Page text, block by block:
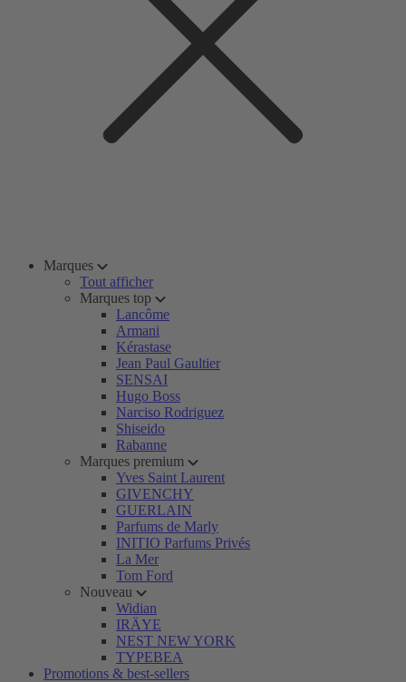
Marques
Tout afficher
Marques top
Lancôme
Armani
Kérastase
Jean Paul Gaultier
SENSAI
Hugo Boss
Narciso Rodriguez
Shiseido
Rabanne
Marques premium
Yves Saint Laurent
GIVENCHY
GUERLAIN
Parfums de Marly
INITIO Parfums Privés
La Mer
Tom Ford
Nouveau
Widian
IRÄYE
NEST NEW YORK
TYPEBEA
Promotions & best-sellers